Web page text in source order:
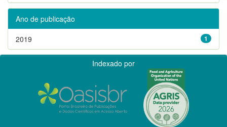
Ano de publicação
1
2019
Indexado por